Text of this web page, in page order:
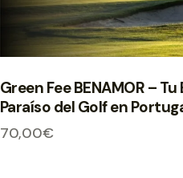
Green Fee BENAMOR –
Paraíso del Golf en
70,00€